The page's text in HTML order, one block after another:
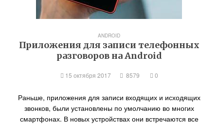
ANDROID
Приложения для записи телефонных
разговоров на Аndroid
15 октября 2017 8579 0
Раньше, приложения для записи входящих и исходящих
звонков, были установлены по умолчанию во многих
смартфонах. В новых устройствах они встречаются все